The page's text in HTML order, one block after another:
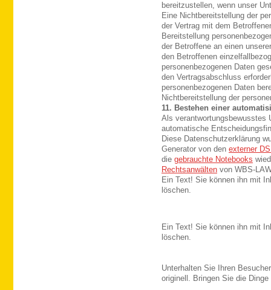
bereitzustellen, wenn unser
Eine Nichtbereitstellung der
der Vertrag mit dem
Bereitstellung
der Betroffene an einen
den Betroffenen
personenbezogenen Daten
den Vertragsabschluss
personenbezogenen Daten
Nichtbereitstellung der
11. Bestehen einer
Als verantwortungsbewusstes
automatische
Diese Datenschutzerklärung
Generator von den externer
die gebrauchte Notebooks
Rechtsanwälten von WBS-
Ein Text! Sie können ihn mit
löschen.
Ein Text! Sie können ihn mit
löschen.
Unterhalten Sie Ihren
originell. Bringen Sie die